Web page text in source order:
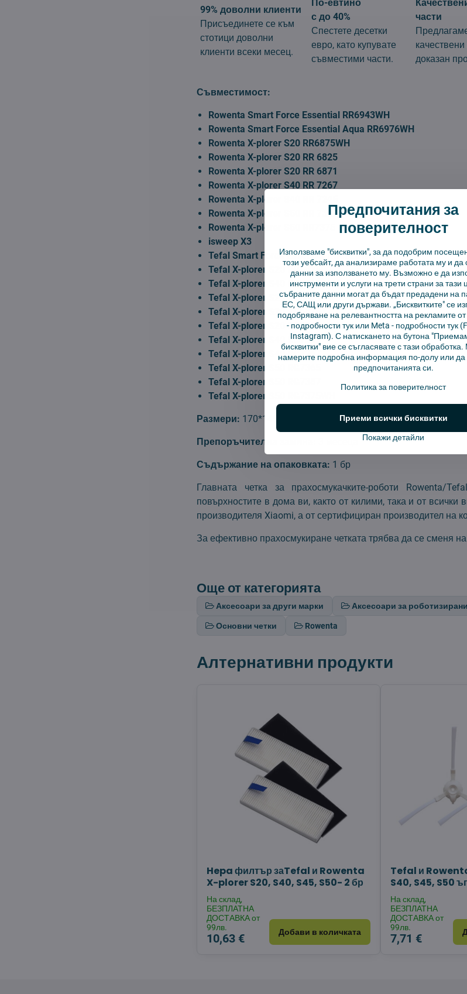
99% доволни клиенти
Присъединете се към
стотици доволни
клиенти всеки месец.
По-евтино
с до 40%
Спестете десетки
евро, като купувате
съвместими части.
части
доказан
Съвместимост:
Rowenta Smart Force Essential RR6943WH
Rowenta Smart Force Essential Aqua RR6976WH
Rowenta X-plorer S20 RR6875WH
Rowenta X-plorer S20 RR 6825
Rowenta X-plorer S20 RR 6871
Rowenta X-plorer S40 RR 7267
Rowenta X-plorer S40 RR 7245
Rowenta X-plorer S50 RR 7387
Rowenta X-plorer S50 RR7375
isweep X3
Tefal Smart Force Essential RG6825WH
Tefal X-plorer S20 RG6825WH
Tefal X-plorer S40 RG7267WH
Tefal X-plorer S20 RG6871
Tefal X-plorer S20 RG6875
Tefal X-plorer S20 RG6825
Tefal X-plorer S40 RG7267
Tefal X-plorer S40 RG7267
Tefal X-plorer S50 RG7365
Tefal X-plorer S50 RG7387
Tefal X-plorer S50 RG7375WH
Размери: 170*145*48 мм
Препоръчителна замяна:
Съдържание на опаковката: 1 бр
Главната четка за прахосмукачките-роботи Rowenta/
повърхностите в дома ви, както от килими, така и от
производителя Xiaomi, а от сертифициран производител на
За ефективно прахосмукиране четката трябва да се сменя
Още от категорията
Аксесоари за други марки Аксесоари за
Основни четки Rowenta
Алтернативни продукти
Hepa филтър заTefal и Rowenta
X-plorer S20, S40, S45, S50- 2 бр
На склад,
БЕЗПЛАТНА
ДОСТАВКА от
99лв.
10,63 € Добави в количката
Tefal и
S40, S45, S50
На склад,
БЕЗПЛАТНА
ДОСТАВКА от
99лв.
7,71 €
Предпочитания за
поверителност
Използваме "бисквитки", за да подобрим
този уебсайт, да анализираме работата му и
данни за използването му. Възможно е да
инструменти и услуги на трети страни за тази
събраните данни могат да бъдат предадени на
ЕС, САЩ или други държави. „Бисквитките" се
подобряване на релевантността на рекламите
- подробности тукили Meta - подробности тук
Instagram). С натискането на бутона
бисквитки" вие се съгласявате с тази
намерите подробна информация по-долу или
предпочитанията си.
Политика за поверителност
Покажи детайли
Приеми всички бисквитки